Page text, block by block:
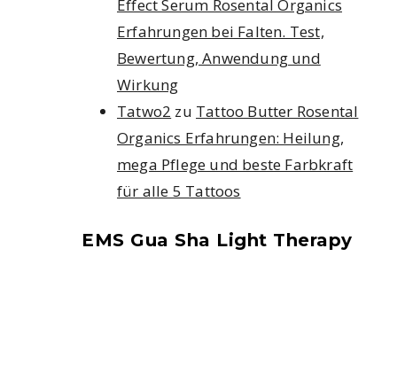
Effect Serum Rosental Organics
Erfahrungen bei Falten. Test,
Bewertung, Anwendung und
Wirkung
Tatwo2 zu Tattoo Butter Rosental
Organics Erfahrungen: Heilung,
mega Pflege und beste Farbkraft
für alle 5 Tattoos
EMS Gua Sha Light Therapy